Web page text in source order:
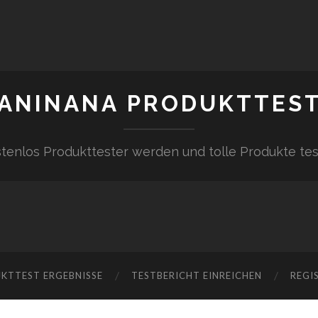
Produkttester werden und tolle Produkte
ERGEBNISSE TESTBERICHT EINREICHEN